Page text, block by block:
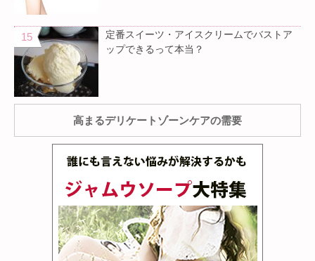
定番スイーツ・アイスクリームでバストア
ップできるって本当？
高まるデリケートゾーンケアの需要